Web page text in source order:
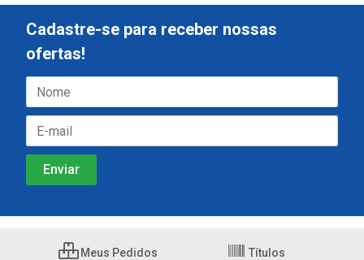
Cadastre-se para receber nossas
ofertas!
Meus Pedidos Títulos